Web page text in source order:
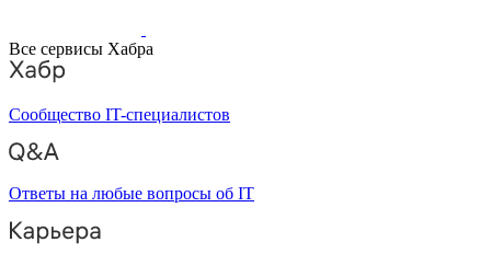
Все сервисы Хабра
Сообщество IT-специалистов
Ответы на любые вопросы об IT